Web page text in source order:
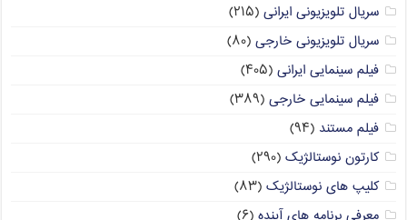
سریال تلویزیونی ایرانی (۲۱۵)
سریال تلویزیونی خارجی (۸۰)
فیلم سینمایی ایرانی (۴۰۵)
فیلم سینمایی خارجی (۳۸۹)
فیلم مستند (۹۴)
کارتون نوستالژیک (۲۹۰)
کلیپ های نوستالژیک (۸۳)